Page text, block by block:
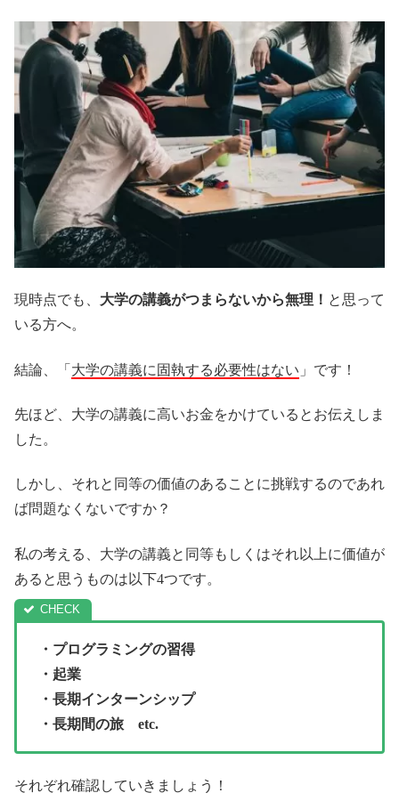
現時点でも、 大学の講義がつまらないから無理！ と思って
いる方へ。
結論、「 大学の講義に固執する必要性はない 」です！
先ほど、大学の講義に高いお金をかけているとお伝えしま
した。
しかし、それと同等の価値のあることに挑戦するのであれ
ば問題なくないですか？
私の考える、大学の講義と同等もしくはそれ以上に価値が
あると思うものは以下4つです。
・プログラミングの習得
・起業
・長期インターンシップ
・長期間の旅 etc.
それぞれ確認していきましょう！